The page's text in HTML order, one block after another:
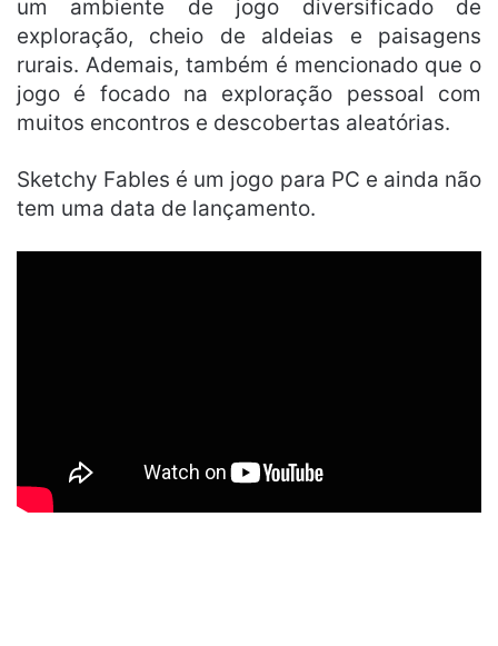
um ambiente de jogo diversificado de
exploração, cheio de aldeias e paisagens
rurais. Ademais, também é mencionado que o
jogo é focado na exploração pessoal com
muitos encontros e descobertas aleatórias.
Sketchy Fables é um jogo para PC e ainda não
tem uma data de lançamento.